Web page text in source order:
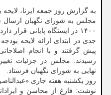
مجلس به شورای نگهبان ارسال
۱۴۰۰ در ایستگاه پایانی
پیش گرفتند و با انجام
رسیدند. مجلس در جزئیات
نهایی به شورای نگهبان فرستاد.
روز یکشنبه هفته جاری
نوشت: فارغ از محاسن و